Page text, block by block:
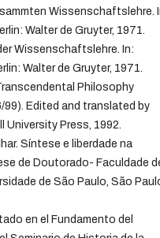
Wissenschaftslehre.
Walter de Gruyter, 1971.
Wissenschaftslehre. In:
Walter de Gruyter, 1971.
Philosophy
Edited and translated by
University Press, 1992.
Síntese e liberdade na
de Doutorado- Faculdade
de São Paulo, São
en el Fundamento del